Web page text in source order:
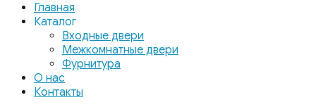
Главная
Каталог
Входные двери
Межкомнатные двери
Фурнитура
О нас
Контакты